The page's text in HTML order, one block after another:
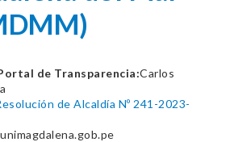
de Transparencia:Carlos
de Alcaldía Nº 241-2023-